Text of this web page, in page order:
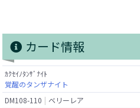
カード情報
ｶｸｾｲﾉﾀﾝｻﾞﾅｲﾄ
覚醒のタンザナイト
DM108-110
ベリーレア